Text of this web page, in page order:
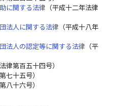
に関する法律 （平成十二年法律
法人に関する法律 （平成十八年
法人の認定等に関する法律 （平
律第百五十四号）
七十五号）
八十六号）